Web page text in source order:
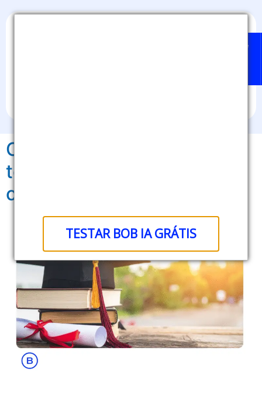
TESTAR BOB IA GRÁTIS
Sobre
Como os badges podem se
tornar uma ferramenta
comercial?